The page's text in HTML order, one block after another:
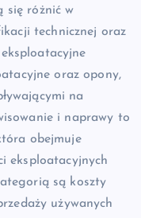
się różnić w
technicznej oraz
oraz opony,
na
i naprawy to
obejmuje
eksploatacyjnych
są koszty
używanych